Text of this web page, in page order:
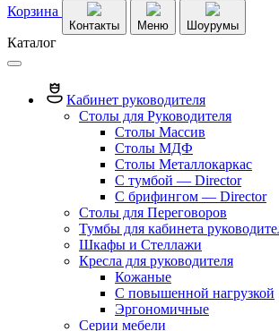
Корзина
Контакты Меню Шоурумы
Каталог
Кабинет руководителя
Столы для Руководителя
Столы Массив
Столы МДФ
Столы Металлокаркас
С тумбой — Director
C брифингом — Director
Столы для Переговоров
Тумбы для кабинета
Шкафы и Стеллажи
Кресла для руководителя
Кожаные
С повышенной нагрузкой
Эргономичные
Серии мебели